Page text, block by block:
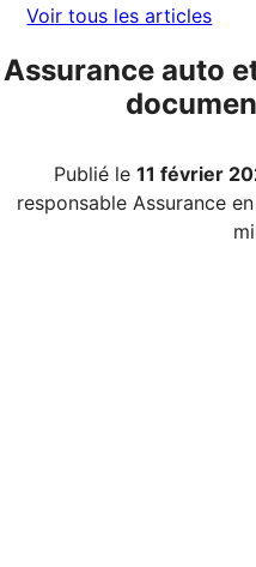
Voir tous les articles
Assurance auto
Publié le 11 février
responsable Assurance